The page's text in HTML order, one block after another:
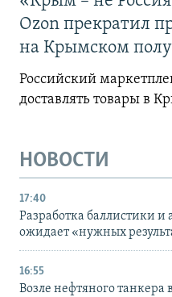
Ozon прекратил
на Крымском
Российский
доставлять товары в
НОВОСТИ
17:40
Разработка баллистики
ожидает «нужных
16:55
Возле нефтяного танкера